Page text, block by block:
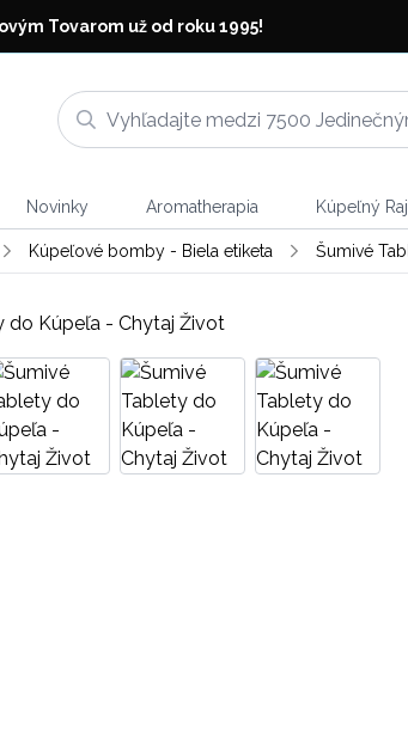
Tovarom už od roku 1995!
Novinky Aromatherapia Kúpeľný Raj
Kúpeľové bomby - Biela etiketa Šumivé